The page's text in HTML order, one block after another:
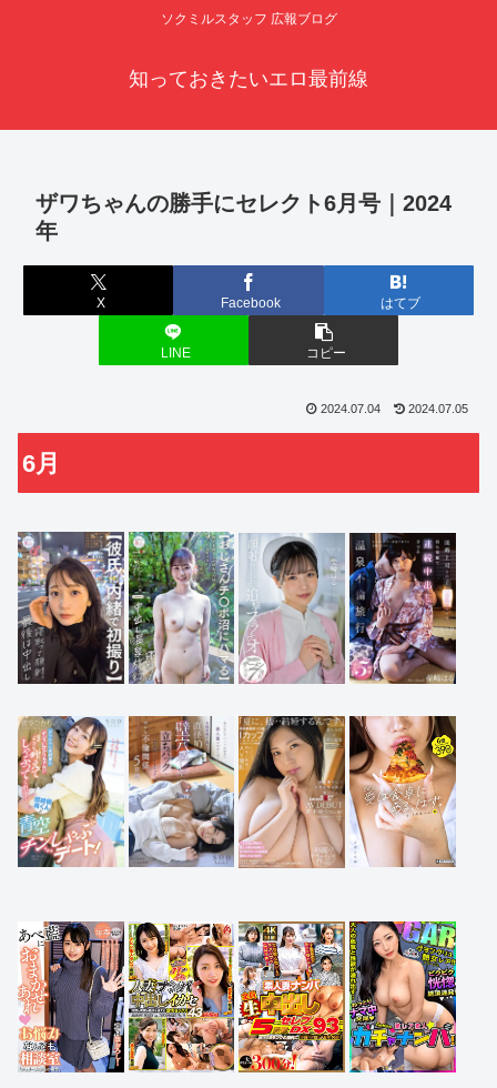
ソクミルスタッフ 広報ブログ
知っておきたいエロ最前線
ザワちゃんの勝手にセレクト6月号｜2024
年
X Facebook はてブ
LINE コピー
2024.07.04 2024.07.05
6月